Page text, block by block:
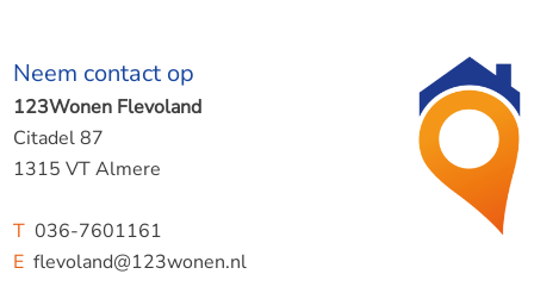
fietsafstand, wat zorgt voor extra gemak in het dagelijks
leven.
Indeling:
Via de entree kom je in de hal van de woning. Hier bevindt
zich een apart toilet. Vanuit de hal heb je toegang tot de
Neem contact op
123Wonen Flevoland
Citadel 87
1315 VT Almere
T036-7601161
Eflevoland@123wonen.nl